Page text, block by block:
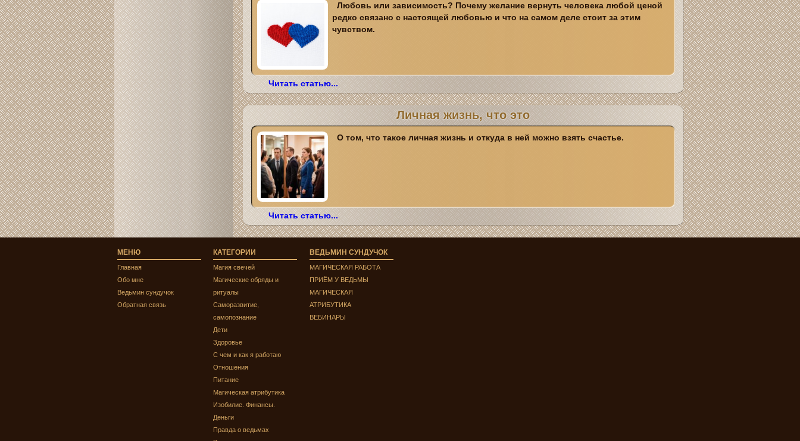
Любовь или зависимость? Почему желание вернуть человека любой ценой
редко связано с настоящей любовью и что на самом деле стоит за этим
чувством.
Читать статью...
Личная жизнь, что это
О том, что такое личная жизнь и откуда в ней можно взять счастье.
Читать статью...
МЕНЮ
Главная
Обо мне
Ведьмин сундучок
Обратная связь
КАТЕГОРИИ
Магия свечей
Магические обряды и
ритуалы
Саморазвитие,
самопознание
Дети
Здоровье
С чем и как я работаю
Отношения
Питание
Магическая атрибутика
Изобилие. Финансы.
Деньги
Правда о ведьмах
ВЕДЬМИН СУНДУЧОК
МАГИЧЕСКАЯ РАБОТА
ПРИЁМ У ВЕДЬМЫ
МАГИЧЕСКАЯ
АТРИБУТИКА
ВЕБИНАРЫ